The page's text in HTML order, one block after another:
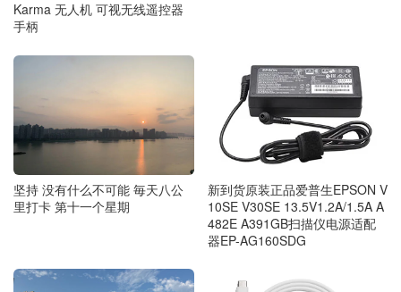
Karma 无人机 可视无线遥控器
手柄
坚持 没有什么不可能 毎天八公
里打卡 第十一个星期
新到货原装正品爱普生EPSON V
10SE V30SE 13.5V1.2A/1.5A A
482E A391GB扫描仪电源适配
器EP-AG160SDG